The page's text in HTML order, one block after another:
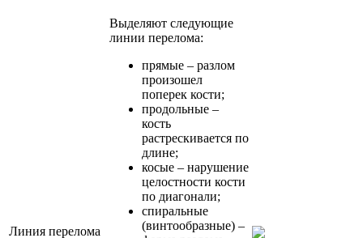
Линия перелома
Выделяют следующие
линии перелома:
прямые – разлом
произошел
поперек кости;
продольные –
кость
растрескивается по
длине;
косые – нарушение
целостности кости
по диагонали;
спиральные
(винтообразные) –